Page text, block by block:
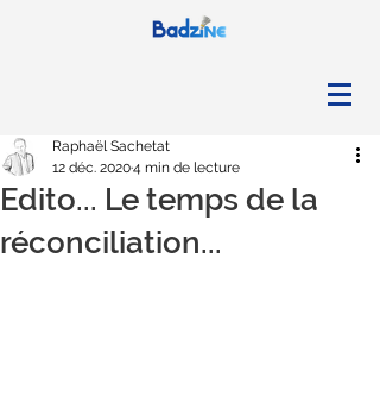
Edito... Le temps de la
réconciliation...
Raphaël Sachetat
12 déc. 20204 min de lecture